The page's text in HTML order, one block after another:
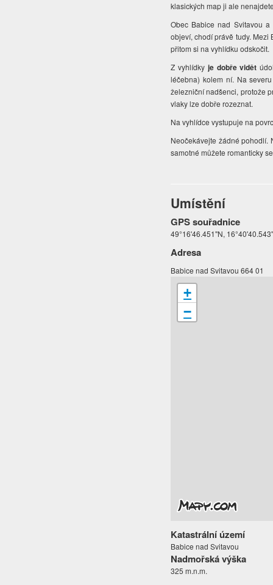
klasických map ji ale
Obec Babice nad Svitavou
objeví, chodí právě tudy.
přitom si na vyhlídku odskočit.
Z vyhlídky je dobře vidět
léčebna) kolem ní. Na
železniční nadšenci, protože
vlaky lze dobře rozeznat.
Na vyhlídce vystupuje na
Neočekávejte žádné pohodlí.
samotné můžete romanticky
Umístění
GPS souřadnice
49°16'46.451"N,
Adresa
Babice nad Svitavou 664 01
+
−
Katastrální území
Babice nad Svitavou
Nadmořská výška
325 m.n.m.